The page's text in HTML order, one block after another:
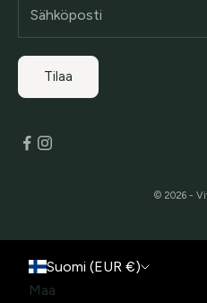
Tilaa
© 2026 -
Suomi (EUR €)
Maa